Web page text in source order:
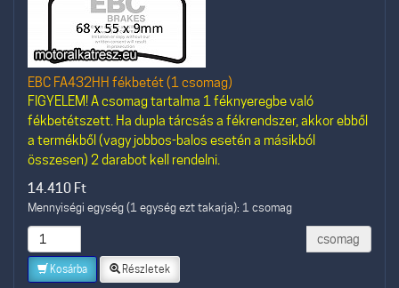
EBC FA432HH fékbetét (1 csomag)
FIGYELEM! A csomag tartalma 1 féknyeregbe való
fékbetétszett. Ha dupla tárcsás a fékrendszer, akkor ebből
a termékből (vagy jobbos-balos esetén a másikból
összesen) 2 darabot kell rendelni.
14.410 Ft
Mennyiségi egység (1 egység ezt takarja): 1 csomag
csomag
Kosárba Részletek